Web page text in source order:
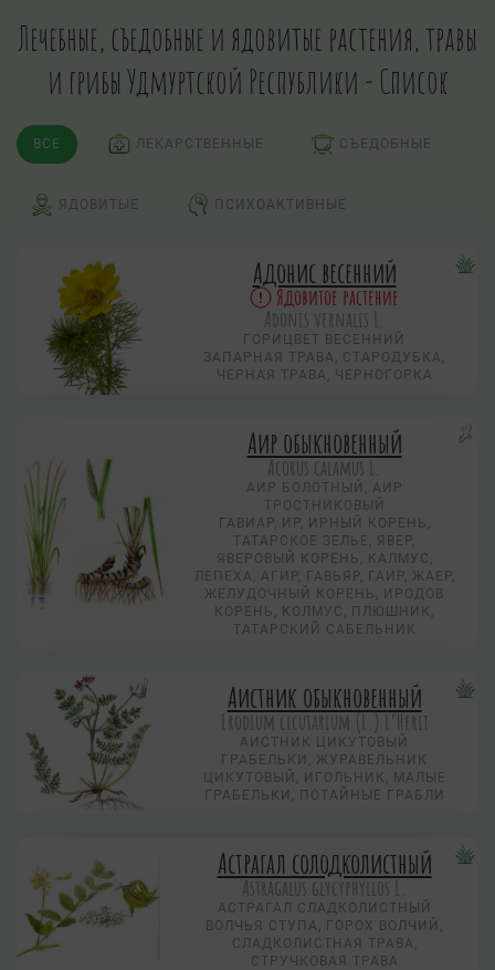
Лечебные, съедобные и ядовитые растения, травы
и грибы Удмуртской Республики - Список
ВСЕ ЛЕКАРСТВЕННЫЕ СЪЕДОБНЫЕ
ЯДОВИТЫЕ ПСИХОАКТИВНЫЕ
Адонис весенний
Ядовитое растение
Adonis vernalis L.
ГОРИЦВЕТ ВЕСЕННИЙ
ЗАПАРНАЯ ТРАВА, СТАРОДУБКА,
ЧЕРНАЯ ТРАВА, ЧЕРНОГОРКА
Аир обыкновенный
Acorus calamus L.
АИР БОЛОТНЫЙ, АИР
ТРОСТНИКОВЫЙ
ГАВИАР, ИР, ИРНЫЙ КОРЕНЬ,
ТАТАРСКОЕ ЗЕЛЬЕ, ЯВЕР,
ЯВЕРОВЫЙ КОРЕНЬ, КАЛМУС,
ЛЕПЕХА, АГИР, ГАВЬЯР, ГАИР, ЖАЕР,
ЖЕЛУДОЧНЫЙ КОРЕНЬ, ИРОДОВ
КОРЕНЬ, КОЛМУС, ПЛЮШНИК,
ТАТАРСКИЙ САБЕЛЬНИК
Аистник обыкновенный
Erodium cicutarium (L.) L’Herit
АИСТНИК ЦИКУТОВЫЙ
ГРАБЕЛЬКИ, ЖУРАВЕЛЬНИК
ЦИКУТОВЫЙ, ИГОЛЬНИК, МАЛЫЕ
ГРАБЕЛЬКИ, ПОТАЙНЫЕ ГРАБЛИ
Астрагал солодколистный
Astragalus glycyphyllos L.
АСТРАГАЛ СЛАДКОЛИСТНЫЙ
ВОЛЧЬЯ СТУПА, ГОРОХ ВОЛЧИЙ,
СЛАДКОЛИСТНАЯ ТРАВА,
СТРУЧКОВАЯ ТРАВА